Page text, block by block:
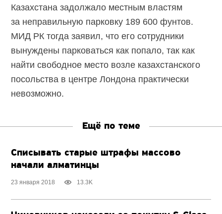
Казахстана задолжало местным властям
за неправильную парковку 189 600 фунтов.
МИД РК тогда заявил, что его сотрудники
вынуждены парковаться как попало, так как
найти свободное место возле казахстанского
посольства в центре Лондона практически
невозможно.
Ещё по теме
Списывать старые штрафы массово
начали алматинцы
23 января 2018 13.3K